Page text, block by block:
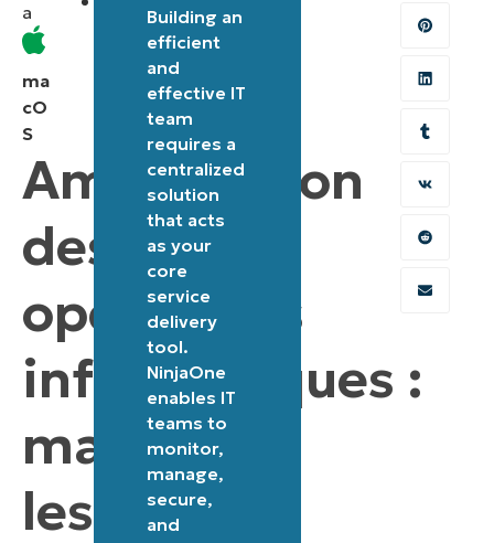
ma
cO
S
Amélioration
des
opérations
informatiques :
maîtriser
les
a
d’attente
aléatoires
script
introduit
délais
aléatoires
processus,
améliore
Building an
efficient
and
effective IT
team
requires a
centralized
solution
that acts
as your
core
service
delivery
tool.
NinjaOne
enables IT
teams to
monitor,
manage,
secure,
and